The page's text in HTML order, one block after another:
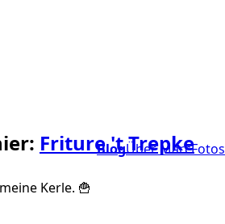
BlogÜber MarcFotos
Friture 't Trepke
Kerle. 🍟